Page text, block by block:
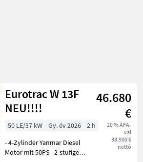
Eurotrac W 13F
NEU!!!!
46.680
€
20 % ÁFA-
val
38.900 €
nettó
50 LE/37 kW Gy. év 2026
2 h
- 4-Zylinder Yanmar Diesel
Motor mit 50PS - 2-stufiger